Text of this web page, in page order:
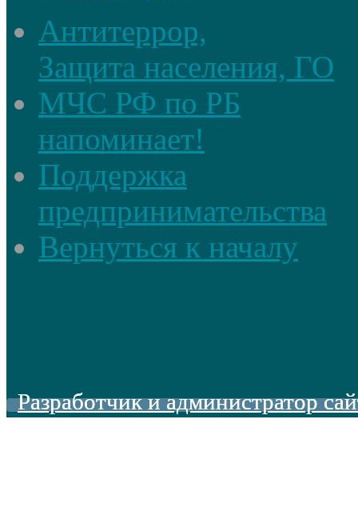
Антитеррор,
Защита населения, ГО
МЧС РФ по РБ
напоминает!
Поддержка
предпринимательства
Вернуться к началу
Разработчик и администратор